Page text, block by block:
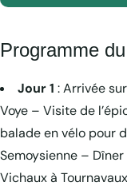
Programme
Jour 1 : Arrivée
Voye – Visite de
balade en vélo pour
Semoysienne –
Vichaux à Tournavaux